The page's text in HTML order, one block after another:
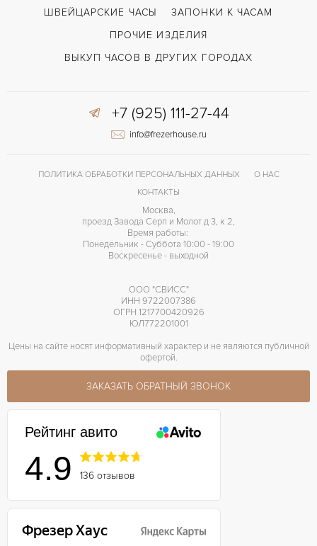
Двойной сложности застежка
КАЛИБР/МЕХАНИЗМ
ШВЕЙЦАРСКИЕ ЧАСЫ
ЗАПОНКИ К ЧАСАМ
ПРОЧИЕ ИЗДЕЛИЯ
ВЫКУП ЧАСОВ В ДРУГИХ ГОРОДАХ
+7 (925) 111-27-44
info@frezerhouse.ru
ПОЛИТИКА ОБРАБОТКИ ПЕРСОНАЛЬНЫХ ДАННЫХ
О НАС
КОНТАКТЫ
Москва,
проезд Завода Серп и Молот д 3, к 2,
Время работы:
Понедельник - Суббота 10:00 - 19:00
Воскресенье - выходной
ООО "СВИСС"
ИНН 9722007386
ОГРН 1217700420926
ЮЛ772201001
Цены на сайте носят информативный характер и не являются публичной
офертой.
ЗАКАЗАТЬ ОБРАТНЫЙ ЗВОНОК
Рейтинг авито
4.9 136 отзывов